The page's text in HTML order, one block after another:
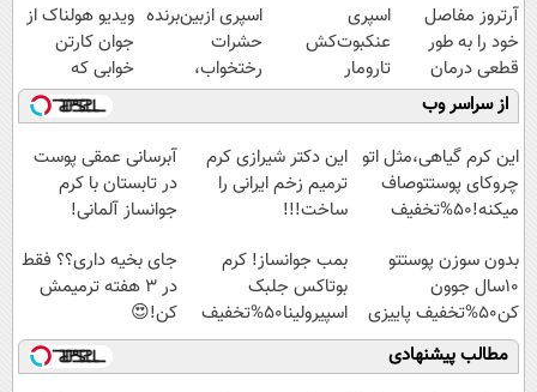
آرتروز مفاصل
خود را به طور
قطعی درمان
کنید!
◗پرسش‌نامه◖
اسپری
عنکبوت‌‌کش
تارومار
ازبین‌برنده انواع
عنکبوت
اسپری ازبین‌برنده
حشرات
رختخواب،
مناسب برای
مقابله با انواع
ساس
ویدیو هولناک از
جوان کارتن
خوابی که
میلیاردر شد.
آموزش رایگان
از سراسر وب
این کرم گیاهی،مثل اتو
چروکای پوستتوصاف
میکنه!50%تخفیف
این دکتر شیرازی کرم
ترمیم زخم ایرانی را
ساخت!!!
آبرسانی عمقی پوست
در تابستان با کرم
جوانساز آلمانی!
بدون سوزن پوستتو
10سال جوون
کن50%تخفیف پاییزی
بمب جوانساز! کرم
بوتاکس جلبک
اسپیرولینا50%تخفیف
جای بخیه داری؟؟ فقط
در 3 هفته ترمیمش
کن!😍
مطالب پیشنهادی